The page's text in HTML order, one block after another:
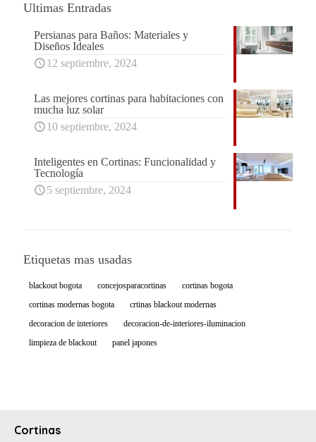
Ultimas Entradas
Persianas para Baños: Materiales y
Diseños Ideales
12 septiembre, 2024
Las mejores cortinas para habitaciones con
mucha luz solar
10 septiembre, 2024
Inteligentes en Cortinas: Funcionalidad y
Tecnología
5 septiembre, 2024
Etiquetas mas usadas
blackout bogota concejosparacortinas
cortinas bogota
cortinas modernas bogota
crtinas blackout modernas
decoracion de interiores
decoracion-de-interiores-iluminacion
limpieza de blackout
panel japones
Cortinas